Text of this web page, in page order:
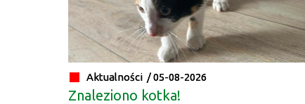
Aktualności /05-08-2026
Znaleziono kotka!